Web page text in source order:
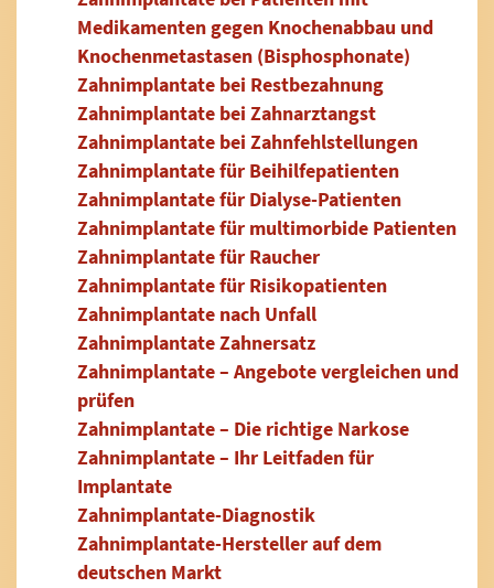
Medikamenten gegen Knochenabbau und
Knochenmetastasen (Bisphosphonate)
Zahnimplantate bei Restbezahnung
Zahnimplantate bei Zahnarztangst
Zahnimplantate bei Zahnfehlstellungen
Zahnimplantate für Beihilfepatienten
Zahnimplantate für Dialyse-Patienten
Zahnimplantate für multimorbide Patienten
Zahnimplantate für Raucher
Zahnimplantate für Risikopatienten
Zahnimplantate nach Unfall
Zahnimplantate Zahnersatz
Zahnimplantate – Angebote vergleichen und
prüfen
Zahnimplantate – Die richtige Narkose
Zahnimplantate – Ihr Leitfaden für
Implantate
Zahnimplantate-Diagnostik
Zahnimplantate-Hersteller auf dem
deutschen Markt